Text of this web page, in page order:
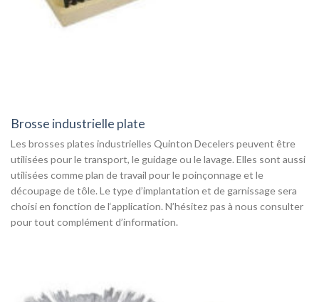
Brosse industrielle plate
Les brosses plates industrielles Quinton Decelers peuvent être
utilisées pour le transport, le guidage ou le lavage. Elles sont aussi
utilisées comme plan de travail pour le poinçonnage et le
découpage de tôle. Le type d’implantation et de garnissage sera
choisi en fonction de l‘application. N’hésitez pas à nous consulter
pour tout complément d’information.